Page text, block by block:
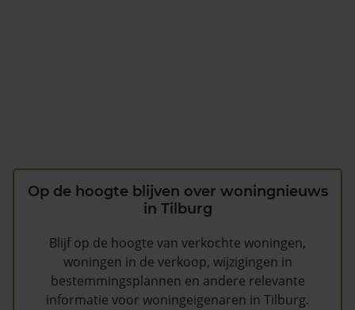
Op de hoogte blijven over woningnieuws
in Tilburg
Blijf op de hoogte van verkochte woningen,
woningen in de verkoop, wijzigingen in
bestemmingsplannen en andere relevante
informatie voor woningeigenaren in Tilburg.